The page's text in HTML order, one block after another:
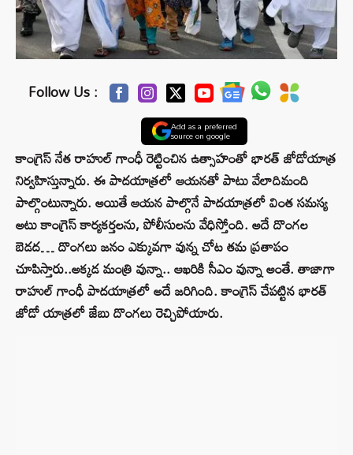
Follow Us :
Add as a preferred
source on google
కాంగ్రెస్ నేత రాహుల్ గాంధీ రెట్టించిన ఉత్సాహంతో భారత్ జోడోయాత్ర
నిర్వహిస్తున్నారు. ఈ పాదయాత్రలో ఆయనతో పాటు వేలాదిమంది
పాల్గొంటున్నారు. అయితే ఆయన పాల్గొనే పాదయాత్రలో వింత సమస్య
అటు కాంగ్రెస్ కార్యకర్తలను, పోలీసులను వేధిస్తోంది. అదే దొంగల
బెడద… దొంగలు జనం ఎక్కువగా వున్న చోట తమ ప్రతాపం
చూపిస్తారు..అక్కడ మంత్రి వున్నా.. ఆఖరికి సీఎం వున్నా అంతే. తాజాగా
రాహుల్ గాంధీ పాదయాత్రలో అదే జరిగింది. కాంగ్రెస్​ చేపట్టిన భారత్​
జోడో యాత్రలో జేబు దొంగలు రెచ్చిపోయారు.